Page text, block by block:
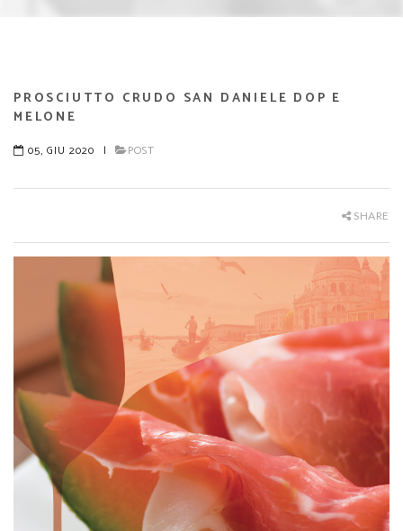
PROSCIUTTO CRUDO SAN DANIELE DOP E
MELONE
05, GIU 2020 | POST
SHARE